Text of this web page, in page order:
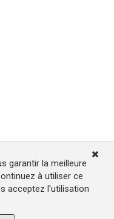
garantir la meilleure
à utiliser ce
acceptez l'utilisation